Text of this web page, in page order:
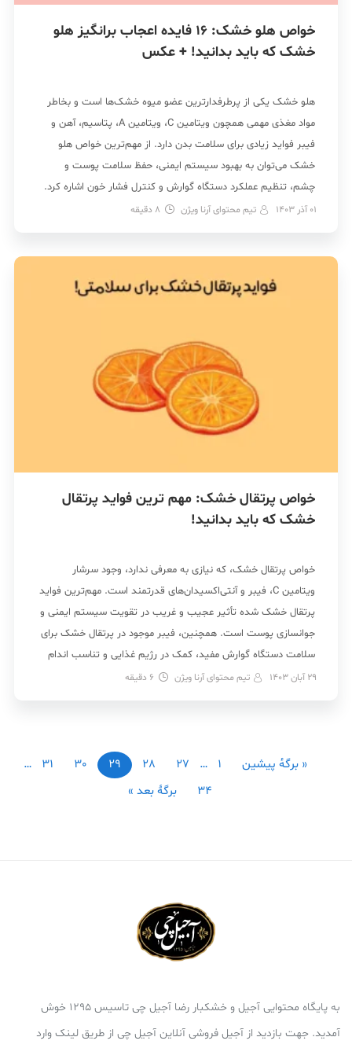
خواص هلو خشک: 16 فایده اعجاب برانگیز هلو
خشک که باید بدانید! + عکس
هلو خشک یکی از پرطرفدارترین عضو میوه خشک‌ها است و بخاطر
مواد مغذی مهمی همچون ویتامین C، ویتامین A، پتاسیم، آهن و
فیبر فواید زیادی برای سلامت بدن دارد. از مهم‌ترین خواص هلو
خشک می‌توان به بهبود سیستم ایمنی، حفظ سلامت پوست و
چشم، تنظیم عملکرد دستگاه گوارش و کنترل فشار خون اشاره کرد.
علاوه […]
01 آذر 1403 تیم محتوای آرنا ویژن 8 دقیقه
خواص پرتقال خشک: مهم ترین فواید پرتقال
خشک که باید بدانید!
خواص پرتقال خشک، که نیازی به معرفی ندارد، وجود سرشار
ویتامین C، فیبر و آنتی‌اکسیدان‌های قدرتمند است. مهم‌ترین فواید
پرتقال خشک شده تأثیر عجیب و غریب در تقویت سیستم ایمنی و
جوانسازی پوست است. همچنین، فیبر موجود در پرتقال خشک برای
سلامت دستگاه گوارش مفید، کمک در رژیم غذایی و تناسب اندام
جایگاه ویژه‌ای دارد. […]
29 آبان 1403 تیم محتوای آرنا ویژن 6 دقیقه
« برگه‌ٔ پیشین 1
…
27
28
29
30
31
…
34
برگهٔ بعد »
به پایگاه محتوایی آجیل و خشکبار رضا آجیل چی تاسیس 1295 خوش
آمدید. جهت بازدید از آجیل فروشی آنلاین آجیل چی از طریق لینک وارد